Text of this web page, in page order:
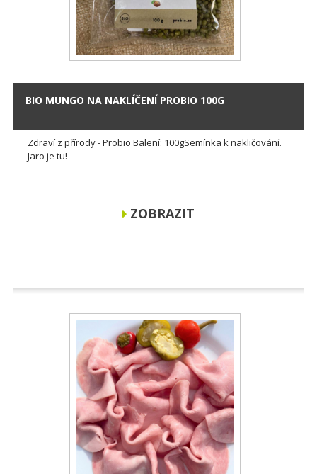
BIO MUNGO NA NAKLÍČENÍ PROBIO 100G
Zdraví z přírody - Probio Balení: 100gSemínka k nakličování.
Jaro je tu!
ZOBRAZIT